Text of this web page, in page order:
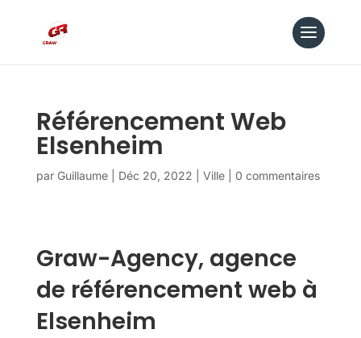
Référencement Web
Elsenheim
par Guillaume| Déc 20, 2022 Ville| 0 commentaires
Graw-Agency, agence
de référencement web à
Elsenheim